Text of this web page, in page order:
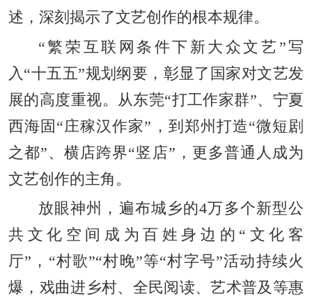
述，深刻揭示了文艺创作的根本规律。
“繁荣互联网条件下新大众文艺”写
入“十五五”规划纲要，彰显了国家对文艺发
展的高度重视。从东莞“打工作家群”、宁夏
西海固“庄稼汉作家”，到郑州打造“微短剧
之都”、横店跨界“竖店”，更多普通人成为
文艺创作的主角。
放眼神州，遍布城乡的4万多个新型公
共文化空间成为百姓身边的“文化客
厅”，“村歌”“村晚”等“村字号”活动持续火
爆，戏曲进乡村、全民阅读、艺术普及等惠